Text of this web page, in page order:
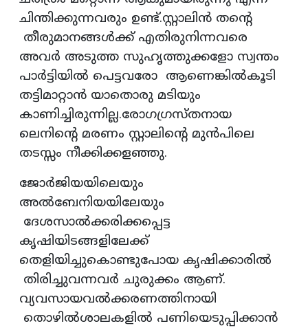
ചിന്തിക്കുന്നവരും ഉണ്ട്.സ്റ്റാലിൻ തൻ്റെ
തീരുമാനങ്ങൾക്ക് എതിരുനിന്നവരെ
അവർ അടുത്ത സുഹൃത്തുക്കളോ സ്വന്തം
പാർട്ടിയിൽ പെട്ടവരോ ആണെങ്കിൽകൂടി
തട്ടിമാറ്റാൻ യാതൊരു മടിയും
കാണിച്ചിരുന്നില്ല.രോഗഗ്രസ്തനായ
ലെനിൻ്റെ മരണം സ്റ്റാലിൻ്റെ മുൻപിലെ
തടസ്സം നീക്കിക്കളഞ്ഞു.
ജോർജിയയിലെയും
അൽബേനിയയിലേയും
ദേശസാൽക്കരിക്കപ്പെട്ട
കൃഷിയിടങ്ങളിലേക്ക്
തെളിയിച്ചുകൊണ്ടുപോയ കൃഷിക്കാരിൽ
തിരിച്ചുവന്നവർ ചുരുക്കം ആണ്.
വ്യവസായവൽക്കരണത്തിനായി
തൊഴിൽശാലകളിൽ പണിയെടുപ്പിക്കാൻ